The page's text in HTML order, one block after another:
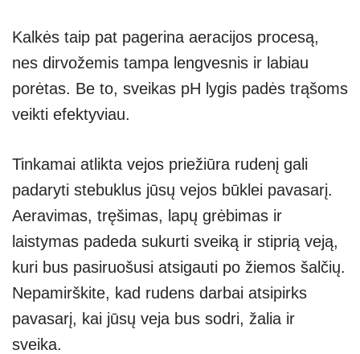
Kalkės taip pat pagerina aeracijos procesą,
nes dirvožemis tampa lengvesnis ir labiau
porėtas. Be to, sveikas pH lygis padės trąšoms
veikti efektyviau.
Tinkamai atlikta vejos priežiūra rudenį gali
padaryti stebuklus jūsų vejos būklei pavasarį.
Aeravimas, tręšimas, lapų grėbimas ir
laistymas padeda sukurti sveiką ir stiprią veją,
kuri bus pasiruošusi atsigauti po žiemos šalčių.
Nepamirškite, kad rudens darbai atsipirks
pavasarį, kai jūsų veja bus sodri, žalia ir
sveika.